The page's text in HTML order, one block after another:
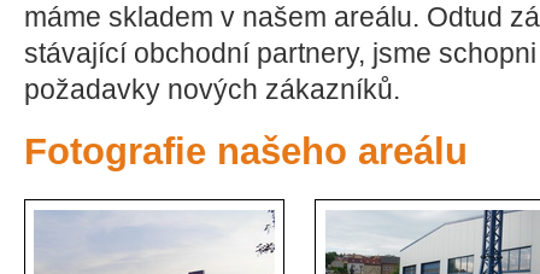
máme skladem v našem areálu. Odtud
stávající obchodní partnery, jsme
požadavky nových zákazníků.
Fotografie našeho areálu